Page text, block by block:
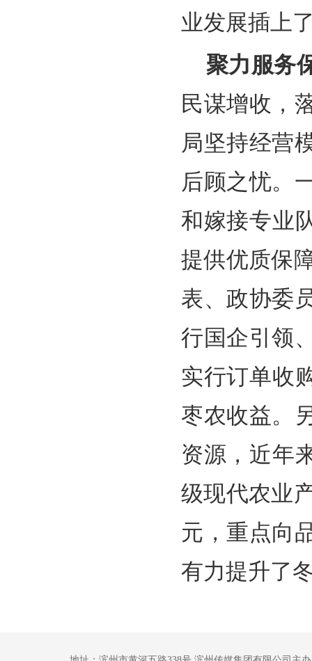
业发展插上
聚力服务
民谋增收，
局坚持经营
后顾之忧。
和嫁接专业
提供优质保
表、政协委
行国企引领
实行订单收
枣农收益。
资源，近年
级现代农业
元，重点向
有力提升了